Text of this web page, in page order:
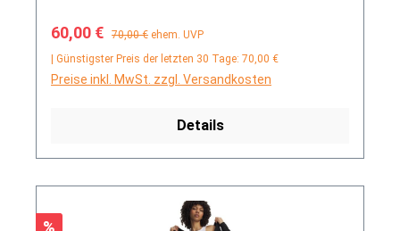
Verkaufspreis:
60,00 € Regulärer Preis:
70,00 € ehem. UVP
| Günstigster Preis der letzten 30 Tage: 70,00 €
Preise inkl. MwSt. zzgl. Versandkosten
Details
Rabatt
%